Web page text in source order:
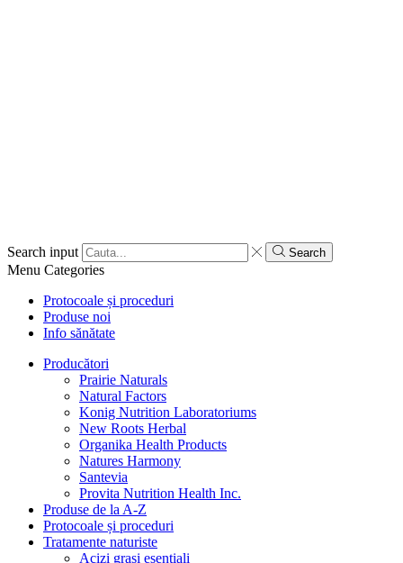
Search input Search
Menu Categories
Protocoale și proceduri
Produse noi
Info sănătate
Producători
Prairie Naturals
Natural Factors
Konig Nutrition Laboratoriums
New Roots Herbal
Organika Health Products
Natures Harmony
Santevia
Provita Nutrition Health Inc.
Produse de la A-Z
Protocoale și proceduri
Tratamente naturiste
Acizi grași esențiali